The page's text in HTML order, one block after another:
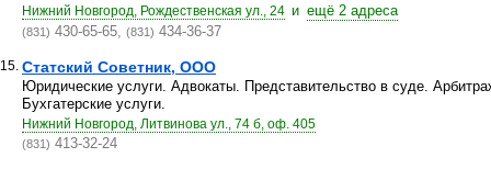
Нижний Новгород, Рождественская ул., 24 и ещё 2 адреса
(831) 430-65-65, (831) 434-36-37
15. Статский Советник, ООО
Юридические услуги. Адвокаты. Представительство в суде.
Бухгатерские услуги.
Нижний Новгород, Литвинова ул., 74 б, оф. 405
(831) 413-32-24